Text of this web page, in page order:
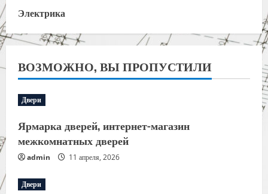
Электрика
ВОЗМОЖНО, ВЫ ПРОПУСТИЛИ
Двери
Ярмарка дверей, интернет-магазин
межкомнатных дверей
admin 11 апреля, 2026
Двери